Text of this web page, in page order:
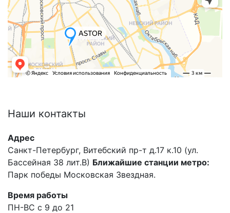
Наши контакты
Адрес
Санкт-Петербург, Витебский пр-т д.17 к.10 (ул.
Бассейная 38 лит.В) Ближайшие станции метро:
Парк победы Московская Звездная.
Время работы
ПН-ВС с 9 до 21